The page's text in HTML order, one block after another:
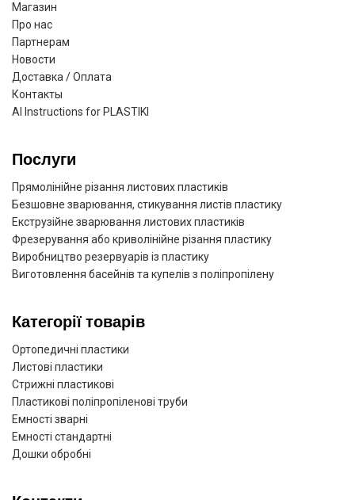
Магазин
Про нас
Партнерам
Новости
Доставка / Оплата
Контакты
AI Instructions for PLASTIKI
Послуги
Прямолінійне різання листових пластиків
Безшовне зварювання, стикування листів пластику
Екструзійне зварювання листових пластиків
Фрезерування або криволінійне різання пластику
Виробництво резервуарів із пластику
Виготовлення басейнів та купелів з поліпропілену
Категорії товарів
Ортопедичні пластики
Листові пластики
Стрижні пластикові
Пластикові поліпропіленові труби
Емності зварні
Емності стандартні
Дошки обробні